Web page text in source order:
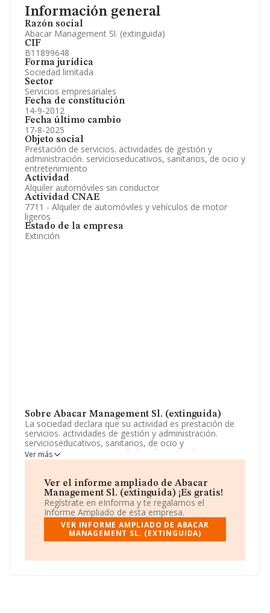
Información general
Razón social
Abacar Management Sl. (extinguida)
CIF
B11899648
Forma jurídica
Sociedad limitada
Sector
Servicios empresariales
Fecha de constitución
14-9-2012
Fecha último cambio
17-8-2025
Objeto social
Prestación de servicios. actividades de gestión y
administración. servicioseducativos, sanitarios, de ocio y
entretenimiento
Actividad
Alquiler automóviles sin conductor
Actividad CNAE
7711 - Alquiler de automóviles y vehículos de motor
ligeros
Estado de la empresa
Extinción
Sobre Abacar Management Sl. (extinguida)
La sociedad declara que su actividad es prestación de
servicios. actividades de gestión y administración.
servicioseducativos, sanitarios, de ocio y
entretenimiento. La sociedad está registrada como
Sociedad Limitada. Clasifica su actividad CNAE como
código 7711. La sociedad es exportadora.
Acerca de los empleados, ha contado con una
reducción del 100% y teniendo en cuenta la información
disponible en INFORMA, ha dispuesto de un número de
empleados por debajo de la media de sector.
(extinguida), B11899648, tiene su domicilio social
Ver más
Ver el informe ampliado de Abacar
Management Sl. (extinguida) ¡Es gratis!
Regístrate en eInforma y te regalamos el
Informe Ampliado de esta empresa.
VER INFORME AMPLIADO DE ABACAR
MANAGEMENT SL. (EXTINGUIDA)
Información oficial y registral complementaria.